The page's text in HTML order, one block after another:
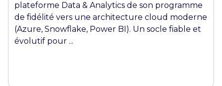
plateforme Data & Analytics de son programme
de fidélité vers une architecture cloud moderne
(Azure, Snowflake, Power BI). Un socle fiable et
évolutif pour ...